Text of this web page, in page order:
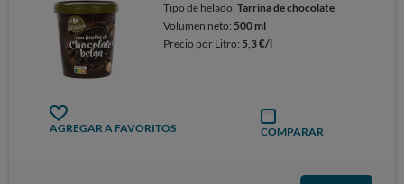
Tipo de helado:Tarrina de chocolate
Volumen neto: 500 ml
Precio por Litro: 5,3 €/l
AGREGAR A FAVORITOS COMPARAR